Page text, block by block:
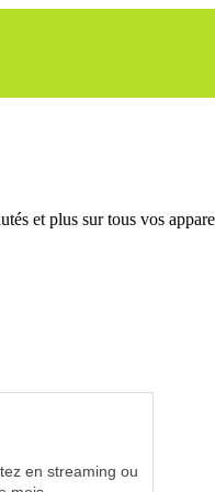
et plus sur tous vos
en streaming ou